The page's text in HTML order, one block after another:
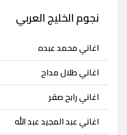
نجوم الخليج العربي
اغاني محمد عبده
اغاني طلال مداح
اغاني رابح صقر
اغاني عبد المجيد عبد الله